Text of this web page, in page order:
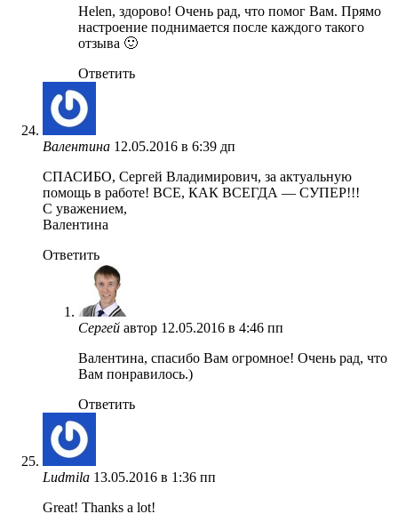
Helen, здорово! Очень рад, что помог Вам. Прямо
настроение поднимается после каждого такого
отзыва 🙂
Ответить
Валентина 12.05.2016 в 6:39 дп
СПАСИБО, Сергей Владимирович, за актуальную
помощь в работе! ВСЕ, КАК ВСЕГДА — СУПЕР!!!
С уважением,
Валентина
Ответить
Сергей автор 12.05.2016 в 4:46 пп
Валентина, спасибо Вам огромное! Очень рад, что
Вам понравилось.)
Ответить
Ludmila 13.05.2016 в 1:36 пп
Great! Thanks a lot!